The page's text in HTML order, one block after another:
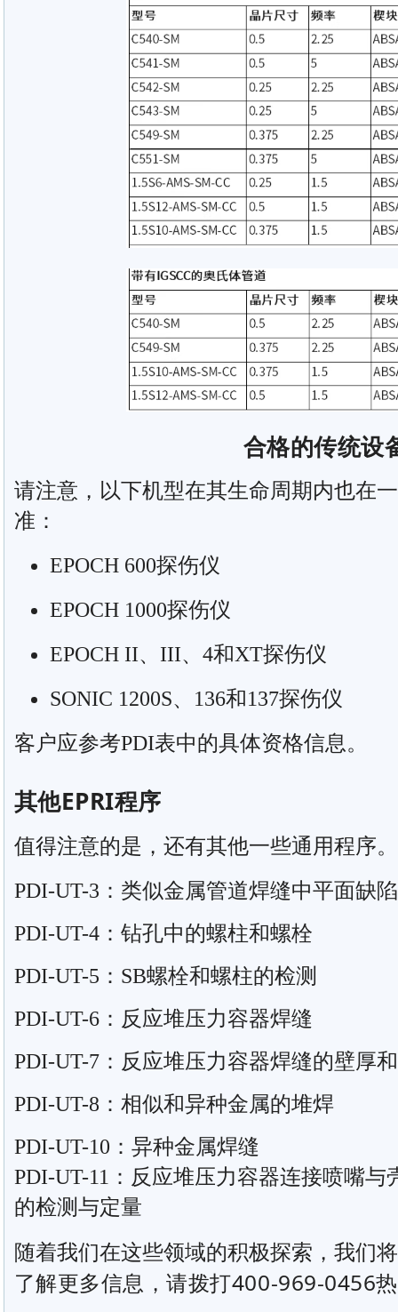
合格的传统设
请注意，以下机型在其生命周期内也在
准：
EPOCH 600探伤仪
EPOCH 1000探伤仪
EPOCH II、III、4和XT探伤仪
SONIC 1200S、136和137探伤仪
客户应参考PDI表中的具体资格信息。
其他EPRI程序
值得注意的是，还有其他一些通用程序。
PDI-UT-3：类似金属管道焊缝中平面缺
PDI-UT-4：钻孔中的螺柱和螺栓
PDI-UT-5：SB螺栓和螺柱的检测
PDI-UT-6：反应堆压力容器焊缝
PDI-UT-7：反应堆压力容器焊缝的壁厚
PDI-UT-8：相似和异种金属的堆焊
PDI-UT-10：异种金属焊缝
PDI-UT-11：反应堆压力容器连接喷嘴
的检测与定量
随着我们在这些领域的积极探索，我们
了解更多信息，请拨打400-969-0456